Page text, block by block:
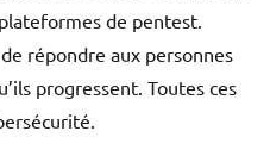
de pentest.
répondre aux personnes
progressent. Toutes ces